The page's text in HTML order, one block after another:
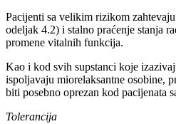
Pacijenti sa velikim rizikom
odeljak 4.2) i stalno praćenje stanja
promene vitalnih funkcija.
Kao i kod svih supstanci koje
ispoljavaju miorelaksantne osobine,
biti posebno oprezan kod pacijenata
Tolerancija